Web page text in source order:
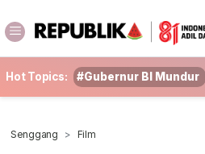
Hot Topics: #Gubernur BI Mundur
Senggang Film